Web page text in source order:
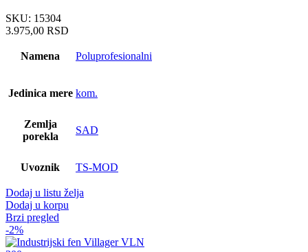
SKU: 15304
3.975,00 RSD
Namena Poluprofesionalni
Jedinica mere kom.
Zemlja
porekla
SAD
Uvoznik TS-MOD
Dodaj u listu želja
Dodaj u korpu
Brzi pregled
-2%